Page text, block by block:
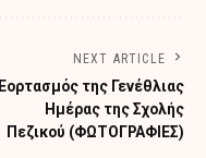
NEXT ARTICLE
Eορτασμός της Γενέθλιας
Ημέρας της Σχολής
Πεζικού (ΦΩΤΟΓΡΑΦΙΕΣ)